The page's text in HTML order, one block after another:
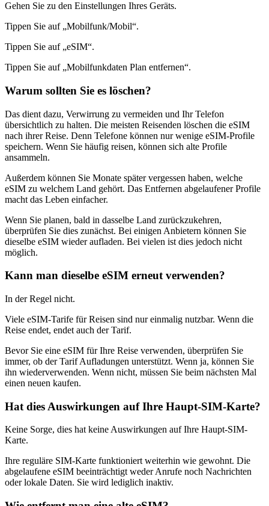
Gehen Sie zu den Einstellungen Ihres Geräts.
Tippen Sie auf „Mobilfunk/Mobil“.
Tippen Sie auf „eSIM“.
Tippen Sie auf „Mobilfunkdaten Plan entfernen“.
Warum sollten Sie es löschen?
Das dient dazu, Verwirrung zu vermeiden und Ihr Telefon
übersichtlich zu halten. Die meisten Reisenden löschen die eSIM
nach ihrer Reise. Denn Telefone können nur wenige eSIM-Profile
speichern. Wenn Sie häufig reisen, können sich alte Profile
ansammeln.
Außerdem können Sie Monate später vergessen haben, welche
eSIM zu welchem Land gehört. Das Entfernen abgelaufener Profile
macht das Leben einfacher.
Wenn Sie planen, bald in dasselbe Land zurückzukehren,
überprüfen Sie dies zunächst. Bei einigen Anbietern können Sie
dieselbe eSIM wieder aufladen. Bei vielen ist dies jedoch nicht
möglich.
Kann man dieselbe eSIM erneut verwenden?
In der Regel nicht.
Viele eSIM-Tarife für Reisen sind nur einmalig nutzbar. Wenn die
Reise endet, endet auch der Tarif.
Bevor Sie eine eSIM für Ihre Reise verwenden, überprüfen Sie
immer, ob der Tarif Aufladungen unterstützt. Wenn ja, können Sie
ihn wiederverwenden. Wenn nicht, müssen Sie beim nächsten Mal
einen neuen kaufen.
Hat dies Auswirkungen auf Ihre Haupt-SIM-Karte?
Keine Sorge, dies hat keine Auswirkungen auf Ihre Haupt-SIM-
Karte.
Ihre reguläre SIM-Karte funktioniert weiterhin wie gewohnt. Die
abgelaufene eSIM beeinträchtigt weder Anrufe noch Nachrichten
oder lokale Daten. Sie wird lediglich inaktiv.